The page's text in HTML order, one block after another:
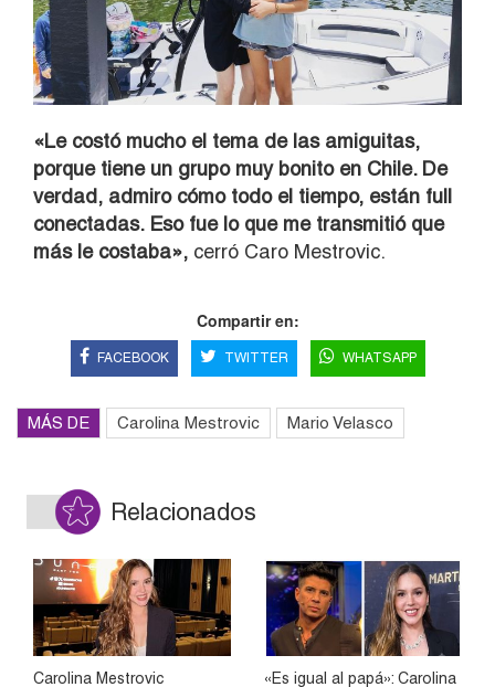
«Le costó mucho el tema de las amiguitas,
porque tiene un grupo muy bonito en Chile. De
verdad, admiro cómo todo el tiempo, están full
conectadas. Eso fue lo que me transmitió que
más le costaba», cerró Caro Mestrovic.
Compartir en:
FACEBOOK TWITTER WHATSAPP
MÁS DE Carolina Mestrovic Mario Velasco
Relacionados
Carolina Mestrovic «Es igual al papá»: Carolina